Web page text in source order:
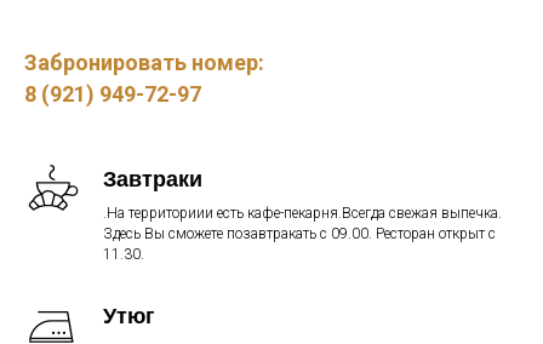
Забронировать номер:
8 (921) 949-72-97
Завтраки
.На территориии есть кафе-пекарня.Всегда свежая выпечка.
Здесь Вы сможете позавтракать с 09.00. Ресторан открыт с
11.30.
Утюг